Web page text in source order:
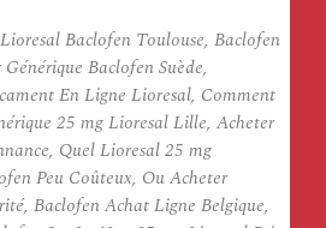
Baclofen Toulouse, Baclofen
Baclofen Suède,
En Ligne Lioresal, Comment
25 mg Lioresal Lille, Acheter
Quel Lioresal 25 mg
Peu Coûteux, Ou Acheter
Baclofen Achat Ligne Belgique,